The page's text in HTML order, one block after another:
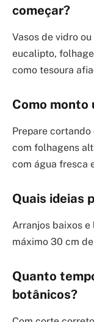
começar?
Vasos de vidro
eucalipto,
como tesoura
Como monto
Prepare
com folhagens
com água fresca
Quais ideias
Arranjos baixos e
máximo 30 cm
Quanto
botânicos?